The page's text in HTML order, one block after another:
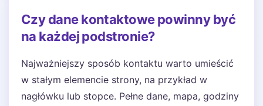
Czy dane kontaktowe powinny być
na każdej podstronie?
Najważniejszy sposób kontaktu warto umieścić
w stałym elemencie strony, na przykład w
nagłówku lub stopce. Pełne dane, mapa, godziny